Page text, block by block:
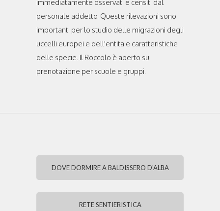
immediatamente osservati e censiti dal
personale addetto. Queste rilevazioni sono
importanti per lo studio delle migrazioni degli
uccelli europei e dell'entita e caratteristiche
delle specie. Il Roccolo è aperto su
prenotazione per scuole e gruppi.
DOVE DORMIRE A BALDISSERO D'ALBA
RETE SENTIERISTICA